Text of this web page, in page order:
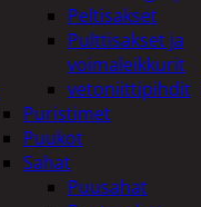
Peltisakset
Pulttisakset ja
voimaleikkurit
vetoniittipihdit
Puristimet
Puukot
Sahat
Puusahat